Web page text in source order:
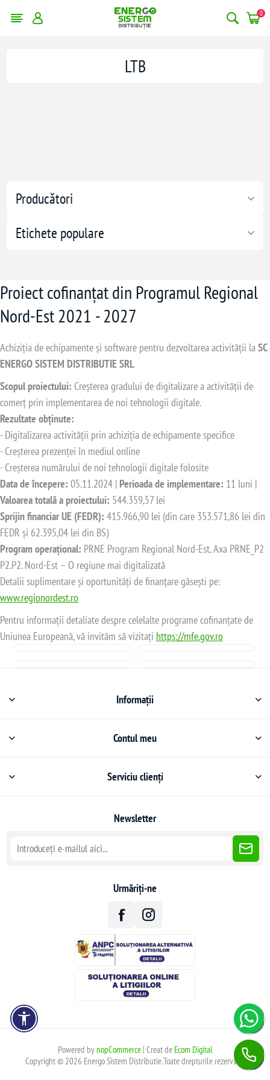
0
Producători
Etichete populare
LTB
Proiect cofinanțat din Programul Regional
Nord-Est 2021 - 2027
Achiziția de echipamente și software pentru dezvoltarea activității laSC
ENERGO SISTEM DISTRIBUTIE SRL
Scopul proiectului: Creșterea gradului de digitalizare a activității de
comerț prin implementarea de noi tehnologii digitale.
Rezultate obținute:
- Digitalizarea activității prin achiziția de echipamente specifice
- Creșterea prezenței în mediul online
- Creșterea numărului de noi tehnologii digitale folosite
Data de începere: 05.11.2024 | Perioada de implementare: 11 luni |
Valoarea totală a proiectului: 544.359,57 lei
Sprijin financiar UE (FEDR): 415.966,90 lei (din care 353.571,86 lei din
FEDR și 62.395,04 lei din BS)
Program operațional: PRNE Program Regional Nord-Est, Axa PRNE_P2
P2.P2. Nord-Est – O regiune mai digitalizată
Detalii suplimentare și oportunități de finanțare găsești pe:
www.regionordest.ro
Pentru informații detaliate despre celelalte programe cofinanțate de
Uniunea Europeană, vă invităm să vizitați https://mfe.gov.ro
Informații
Contul meu
Serviciu clienți
Newsletter
Urmăriți-ne
Powered bynopCommerce| Creat de Ecom Digital
Copyright © 2026 Energo Sistem Distributie.Toate drepturile rezervate.